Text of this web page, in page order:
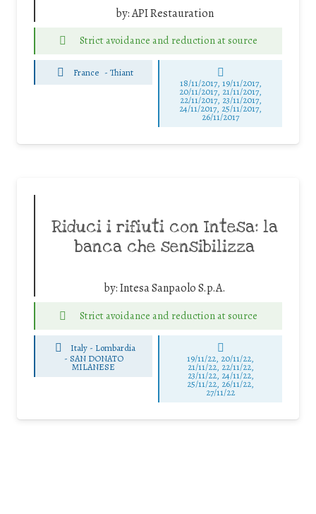
by:API Restauration
Strict avoidance and reduction at source
France - Thiant
18/11/2017, 19/11/2017,
20/11/2017, 21/11/2017,
22/11/2017, 23/11/2017,
24/11/2017, 25/11/2017,
26/11/2017
Riduci i rifiuti con Intesa: la
banca che sensibilizza
by:Intesa Sanpaolo S.p.A.
Strict avoidance and reduction at source
Italy - Lombardia
- SAN DONATO
MILANESE
19/11/22, 20/11/22,
21/11/22, 22/11/22,
23/11/22, 24/11/22,
25/11/22, 26/11/22,
27/11/22